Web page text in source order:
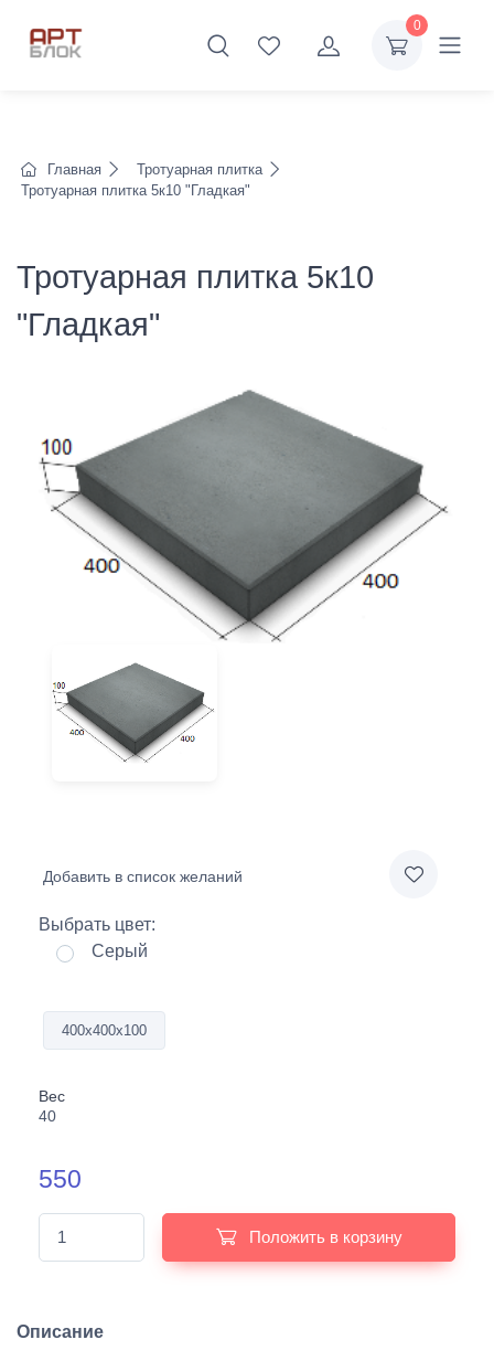
0
Главная
Тротуарная плитка
Тротуарная плитка 5к10 "Гладкая"
Тротуарная плитка 5к10
"Гладкая"
Добавить в список желаний
Выбрать цвет:
Серый
400х400х100
Вес
40
550
Положить в корзину
Описание